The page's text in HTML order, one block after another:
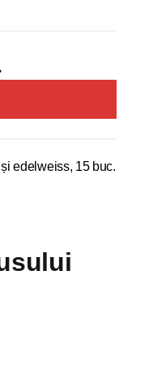
edelweiss, 15 buc.